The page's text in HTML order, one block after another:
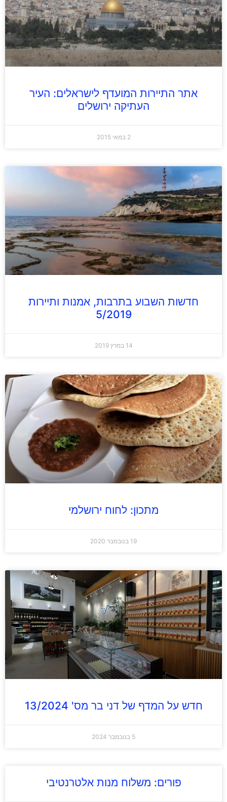
אתר התיירות המועדף לישראלים: העיר
העתיקה ירושלים
2 במאי 2015
חדשות השבוע בתרבות, אמנות ותיירות
5/2019
14 במרץ 2019
מתכון: לחוח ירושלמי
19 בנובמבר 2020
חדש על המדף של דני בר מס' 13/2024
5 בנובמבר 2024
פורים: משלוח מנות אלטרנטיבי